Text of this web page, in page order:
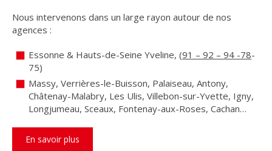
Nous intervenons dans un large rayon autour de nos
agences :
️Essonne & Hauts-de-Seine Yveline, (91 – 92 – 94 -78-
75)
Massy, Verrières-le-Buisson, Palaiseau, Antony,
Châtenay-Malabry, Les Ulis, Villebon-sur-Yvette, Igny,
Longjumeau, Sceaux, Fontenay-aux-Roses, Cachan…
En savoir plus